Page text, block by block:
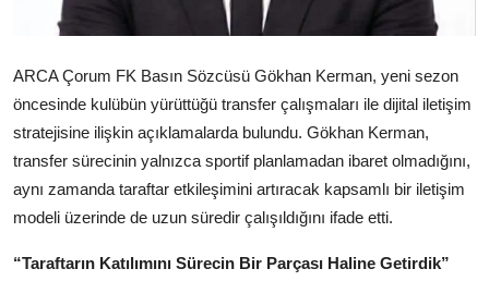
Kamu Kurumları ve Üst Kurullar
ARCA Çorum FK Basın Sözcüsü Gökhan Kerman, yeni sezon
öncesinde kulübün yürüttüğü transfer çalışmaları ile dijital iletişim
stratejisine ilişkin açıklamalarda bulundu. Gökhan Kerman,
transfer sürecinin yalnızca sportif planlamadan ibaret olmadığını,
aynı zamanda taraftar etkileşimini artıracak kapsamlı bir iletişim
modeli üzerinde de uzun süredir çalışıldığını ifade etti.
“Taraftarın Katılımını Sürecin Bir Parçası Haline Getirdik”